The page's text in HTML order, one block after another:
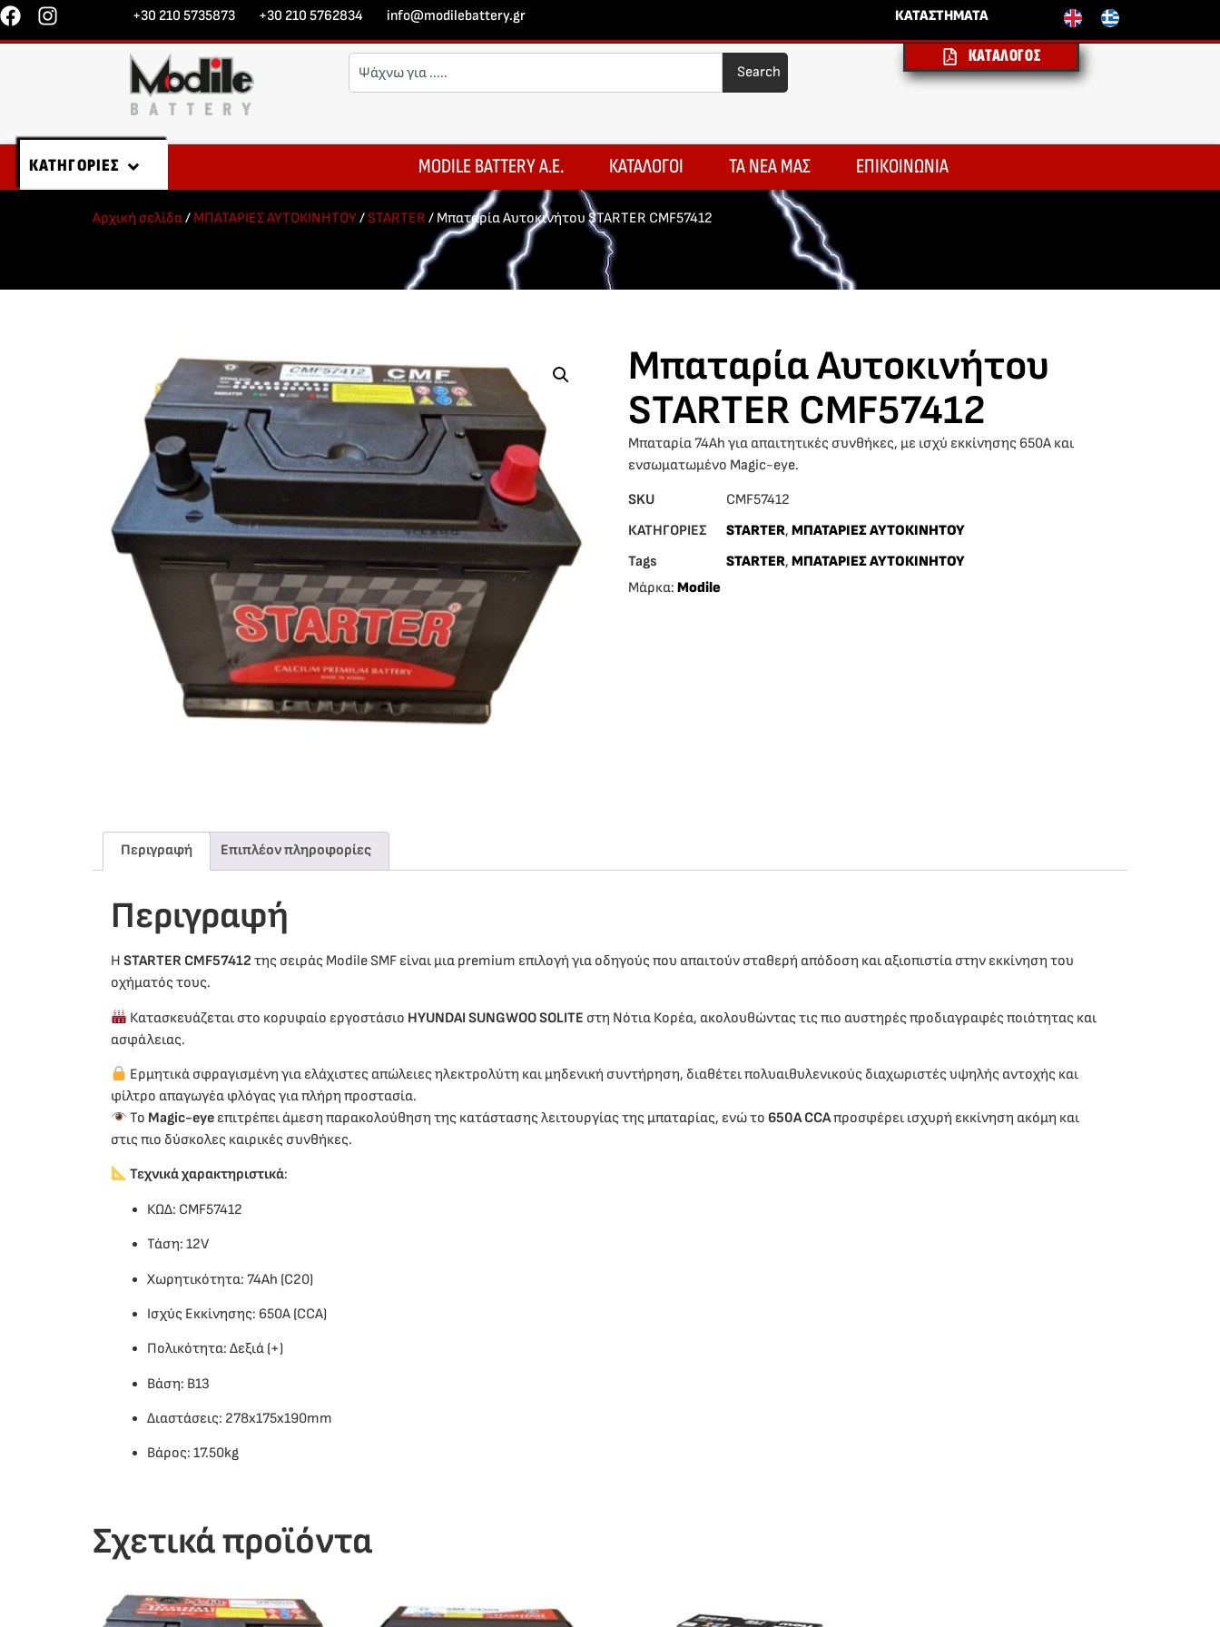
+30 210 5735873 +30 210 5762834 info@modilebattery.gr ΚΑΤΑΣΤΗΜΑΤΑ
Search
ΚΑΤΑΛΟΓΟΣ
ΚΑΤΗΓΟΡΙΕΣ MODILE BATTERY A.E. ΚΑΤΑΛΟΓΟΙ ΤΑ ΝΕΑ ΜΑΣ ΕΠΙΚΟΙΝΩΝΙΑ
Αρχική σελίδα/ ΜΠΑΤΑΡΙΕΣ ΑΥΤΟΚΙΝΗΤΟΥ/ STARTER / Μπαταρία Αυτοκινήτου STARTER CMF57412
Μπαταρία Αυτοκινήτου
STARTER CMF57412
Μπαταρία 74Ah για απαιτητικές συνθήκες, με ισχύ εκκίνησης 650A και
ενσωματωμένο Magic-eye.
SKU
CMF57412
ΚΑΤΗΓΟΡΙΕΣ
STARTER, ΜΠΑΤΑΡΙΕΣ ΑΥΤΟΚΙΝΗΤΟΥ
Tags
STARTER, ΜΠΑΤΑΡΙΕΣ ΑΥΤΟΚΙΝΗΤΟΥ
Μάρκα: Modile
Περιγραφή Επιπλέον πληροφορίες
Περιγραφή
Η STARTER CMF57412 της σειράς Modile SMF είναι μια premium επιλογή για οδηγούς που απαιτούν σταθερή απόδοση και αξιοπιστία στην εκκίνηση του
οχήματός τους.
Κατασκευάζεται στο κορυφαίο εργοστάσιο HYUNDAI SUNGWOO SOLITE στη Νότια Κορέα, ακολουθώντας τις πιο αυστηρές προδιαγραφές ποιότητας και
ασφάλειας.
Ερμητικά σφραγισμένη για ελάχιστες απώλειες ηλεκτρολύτη και μηδενική συντήρηση, διαθέτει πολυαιθυλενικούς διαχωριστές υψηλής αντοχής και
φίλτρο απαγωγέα φλόγας για πλήρη προστασία.
Το Magic-eye επιτρέπει άμεση παρακολούθηση της κατάστασης λειτουργίας της μπαταρίας, ενώ το 650A CCAπροσφέρει ισχυρή εκκίνηση ακόμη και
στις πιο δύσκολες καιρικές συνθήκες.
Τεχνικά χαρακτηριστικά:
ΚΩΔ: CMF57412
Τάση: 12V
Χωρητικότητα: 74Ah (C20)
Ισχύς Εκκίνησης: 650A (CCA)
Πολικότητα: Δεξιά (+)
Βάση: B13
Διαστάσεις: 278x175x190mm
Βάρος: 17.50kg
Σχετικά προϊόντα